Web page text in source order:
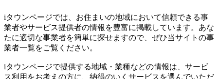
iタウンページでは、お住まいの地域において信頼できる事
業者やサービス提供者の情報を豊富に掲載しています。あな
たに適切な事業者を簡単に探せますので、ぜひ当サイトの事
業者一覧をご覧ください。
iタウンページで提供する地域・業種などの情報は、サービ
ス利用をお考えの方に、納得のいくサービスを選んでいただ